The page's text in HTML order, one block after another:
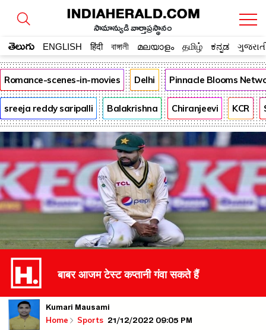
సామాన్యుడి వార్తాప్రస్థానం
తెలుగు ENGLISH हिंदी বাঙ্গালী മലയാളം தமிழ் ಕನ್ನಡ
Romance-scenes-in-movies Delhi Pinnacle Blooms
sreeja reddy saripalli Balakrishna Chiranjeevi KCR
बाबर आजम टेस्ट कप्तानी गंवा सकते हैं
Kumari Mausami
Home Sports 21/12/2022 09:05 PM